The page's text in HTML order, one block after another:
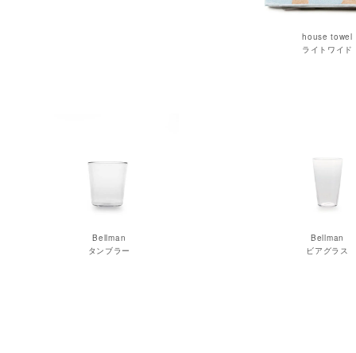
house towel
ライトワイド
Bellman
タンブラー
Bellman
ビアグラス